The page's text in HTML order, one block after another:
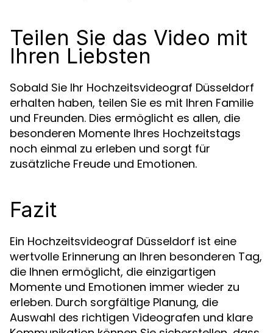
Teilen Sie das Video mit
Ihren Liebsten
Sobald Sie Ihr Hochzeitsvideograf Düsseldorf
erhalten haben, teilen Sie es mit Ihren Familie
und Freunden. Dies ermöglicht es allen, die
besonderen Momente Ihres Hochzeitstags
noch einmal zu erleben und sorgt für
zusätzliche Freude und Emotionen.
Fazit
Ein Hochzeitsvideograf Düsseldorf ist eine
wertvolle Erinnerung an Ihren besonderen Tag,
die Ihnen ermöglicht, die einzigartigen
Momente und Emotionen immer wieder zu
erleben. Durch sorgfältige Planung, die
Auswahl des richtigen Videografen und klare